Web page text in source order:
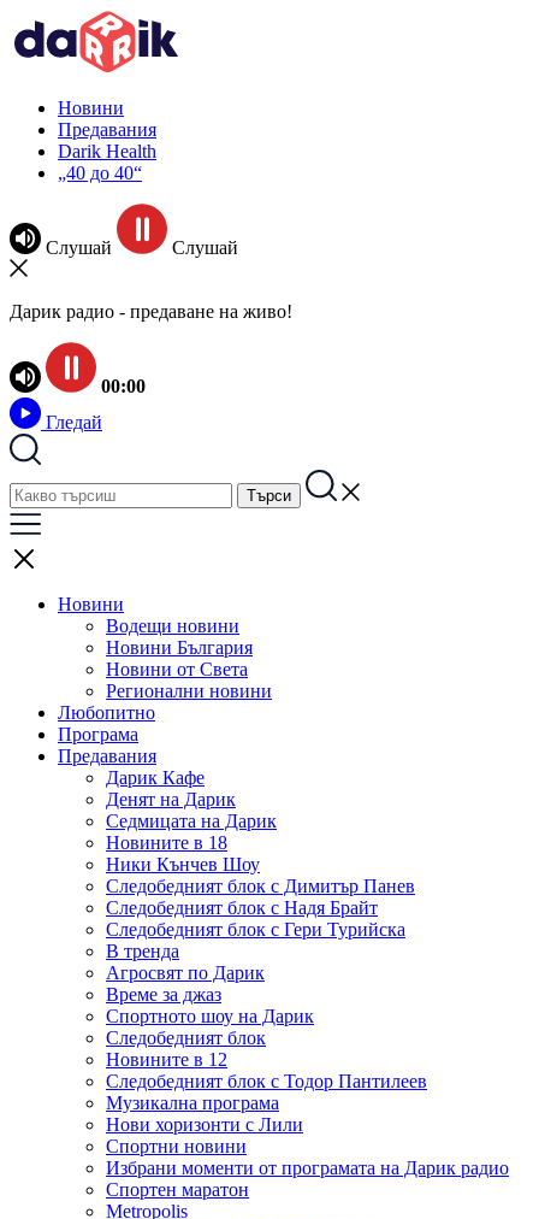
Новини
Предавания
Darik Health
„40 до 40“
Слушай Слушай
Дарик радио - предаване на живо!
00:00
Гледай
Новини
Водещи новини
Новини България
Новини от Света
Регионални новини
Любопитно
Програма
Предавания
Дарик Кафе
Денят на Дарик
Седмицата на Дарик
Новините в 18
Ники Кънчев Шоу
Следобедният блок с Димитър Панев
Следобедният блок с Надя Брайт
Следобедният блок с Гери Турийска
В тренда
Агросвят по Дарик
Време за джаз
Спортното шоу на Дарик
Следобедният блок
Новините в 12
Следобедният блок с Тодор Пантилеев
Музикална програма
Нови хоризонти с Лили
Спортни новини
Избрани моменти от програмата на Дарик радио
Спортен маратон
Metropolis